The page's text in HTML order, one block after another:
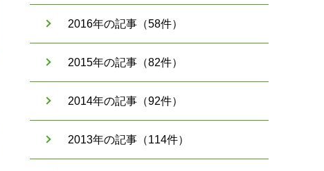
2016年の記事（58件）
2015年の記事（82件）
2014年の記事（92件）
2013年の記事（114件）